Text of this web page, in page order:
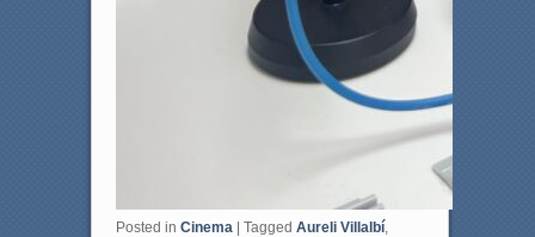
Posted in Cinema | Tagged Aureli Villalbí,